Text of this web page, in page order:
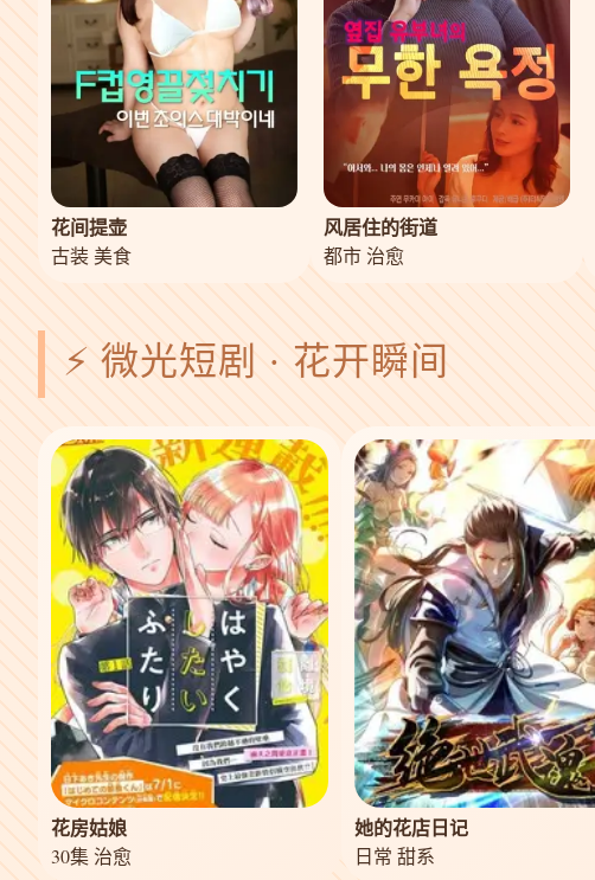
花间提壶
古装 美食
风居住的街道
都市 治愈
⚡ 微光短剧 · 花开瞬间
花房姑娘
30集 治愈
她的花店日记
日常 甜系